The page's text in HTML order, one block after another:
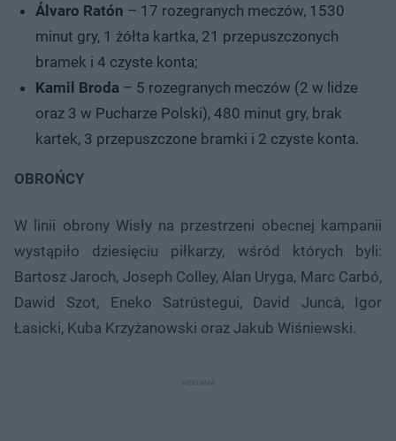
Álvaro Ratón – 17 rozegranych meczów, 1530
minut gry, 1 żółta kartka, 21 przepuszczonych
bramek i 4 czyste konta;
Kamil Broda – 5 rozegranych meczów (2 w lidze
oraz 3 w Pucharze Polski), 480 minut gry, brak
kartek, 3 przepuszczone bramki i 2 czyste konta.
OBROŃCY
W linii obrony Wisły na przestrzeni obecnej kampanii
wystąpiło dziesięciu piłkarzy, wśród których byli:
Bartosz Jaroch, Joseph Colley, Alan Uryga, Marc Carbó,
Dawid Szot, Eneko Satrústegui, David Juncà, Igor
Łasicki, Kuba Krzyżanowski oraz Jakub Wiśniewski.